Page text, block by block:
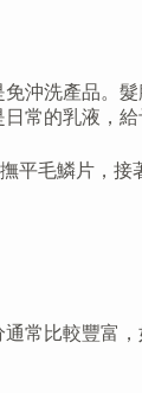
沖洗產品。
常的乳液，給
平毛鱗片，
常比較豐富